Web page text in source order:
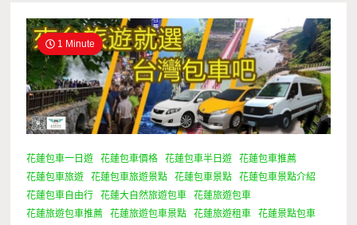
1 Minute
花蓮包車一日遊 花蓮包車價格 花蓮包車半日遊
花蓮包車推薦
花蓮包車旅遊
花蓮包車旅遊景點 花蓮包車景點
花蓮包車景點介紹
花蓮包車自由行
花蓮大自然旅遊包車
花蓮旅遊包車
花蓮旅遊包車推薦
花蓮旅遊包車景點 花蓮旅遊租車
花蓮景點包車